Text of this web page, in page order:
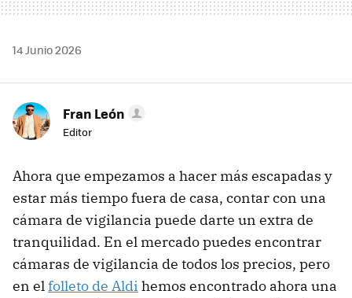
14 Junio 2026
Fran León
Editor
Ahora que empezamos a hacer más escapadas y
estar más tiempo fuera de casa, contar con una
cámara de vigilancia puede darte un extra de
tranquilidad. En el mercado puedes encontrar
cámaras de vigilancia de todos los precios, pero
en elfolleto de Aldi hemos encontrado ahora una